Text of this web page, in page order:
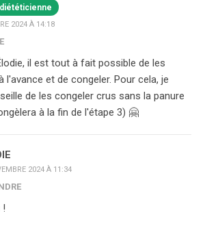
diététicienne
2024 À 14:18
il est tout à fait possible de les
l'avance et de congeler. Pour cela, je
de les congeler crus sans la panure
à la fin de l'étape 3) 🤗
2024 À 11:34
!